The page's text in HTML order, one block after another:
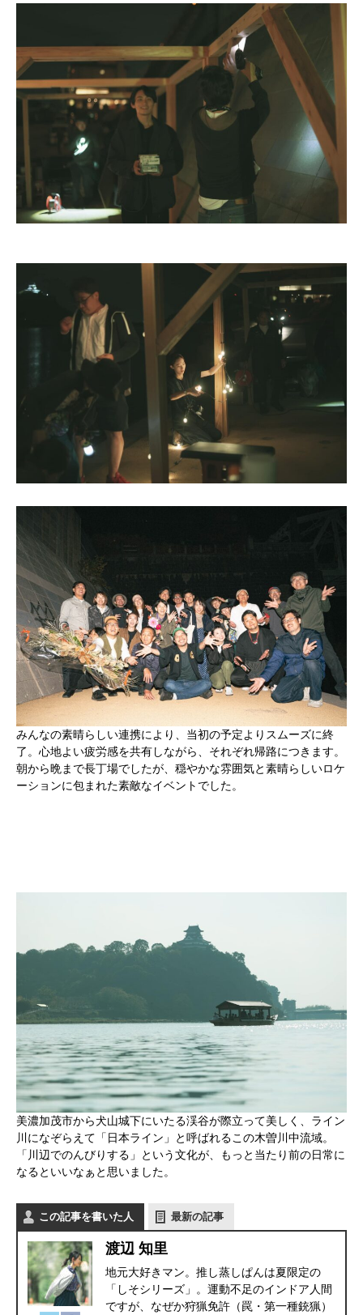
みんなの素晴らしい連携により、当初の予定よりスムーズに終
了。心地よい疲労感を共有しながら、それぞれ帰路につきます。
朝から晩まで長丁場でしたが、穏やかな雰囲気と素晴らしいロケ
ーションに包まれた素敵なイベントでした。
美濃加茂市から犬山城下にいたる渓谷が際立って美しく、ライン
川になぞらえて「日本ライン」と呼ばれるこの木曽川中流域。
「川辺でのんびりする」という文化が、もっと当たり前の日常に
なるといいなぁと思いました。
この記事を書いた人 最新の記事
渡辺 知里
地元大好きマン。推し蒸しぱんは夏限定の
「しそシリーズ」。運動不足のインドア人間
ですが、なぜか狩猟免許（罠・第一種銃猟）